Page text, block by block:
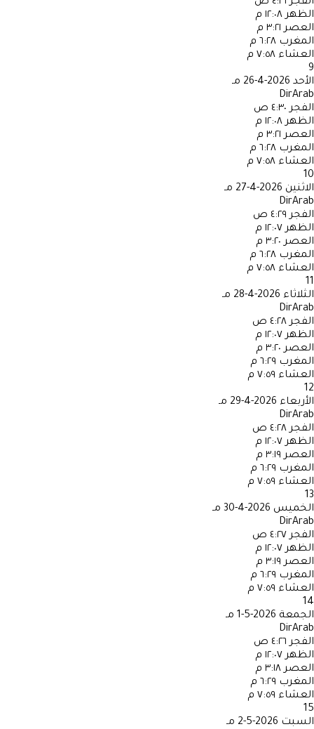
الظهر ١٢:٠٨ م
العصر ٣:٢١ م
المغرب ٦:٢٨ م
العشاء ٧:٥٨ م
9
الأحد 2026-4-26 مـ
DirArab
الفجر ٤:٣٠ ص
الظهر ١٢:٠٨ م
العصر ٣:٢١ م
المغرب ٦:٢٨ م
العشاء ٧:٥٨ م
10
الاثنين 2026-4-27 مـ
DirArab
الفجر ٤:٢٩ ص
الظهر ١٢:٠٧ م
العصر ٣:٢٠ م
المغرب ٦:٢٨ م
العشاء ٧:٥٨ م
11
الثلاثاء 2026-4-28 مـ
DirArab
الفجر ٤:٢٨ ص
الظهر ١٢:٠٧ م
العصر ٣:٢٠ م
المغرب ٦:٢٩ م
العشاء ٧:٥٩ م
12
الأربعاء 2026-4-29 مـ
DirArab
الفجر ٤:٢٨ ص
الظهر ١٢:٠٧ م
العصر ٣:١٩ م
المغرب ٦:٢٩ م
العشاء ٧:٥٩ م
13
الخميس 2026-4-30 مـ
DirArab
الفجر ٤:٢٧ ص
الظهر ١٢:٠٧ م
العصر ٣:١٩ م
المغرب ٦:٢٩ م
العشاء ٧:٥٩ م
14
الجمعة 2026-5-1 مـ
DirArab
الفجر ٤:٢٦ ص
الظهر ١٢:٠٧ م
العصر ٣:١٨ م
المغرب ٦:٢٩ م
العشاء ٧:٥٩ م
15
السبت 2026-5-2 مـ